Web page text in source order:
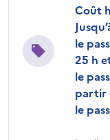
Coût
le
25 h
le
partir
le